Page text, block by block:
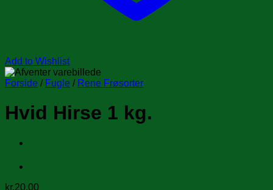
Add to Wishlist
Forside / Fugle / Rene Frøsorter
Hvid Hirse 1 kg.
kr.20.00